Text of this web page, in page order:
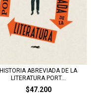
HISTORIA ABREVIADA DE LA
LITERATURA PORT...
$47.200